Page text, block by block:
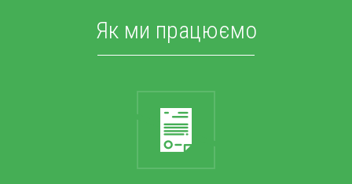
Як ми працюємо